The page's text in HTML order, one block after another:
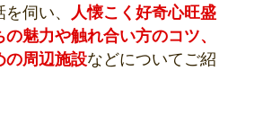
伺い、 人懐こく好奇心旺盛
魅力や触れ合い方のコツ、
の周辺施設などについてご紹